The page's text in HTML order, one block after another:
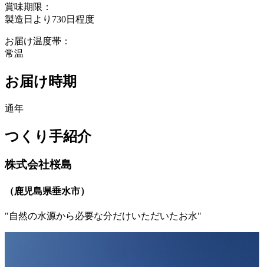
賞味期限：
製造日より730日程度
お届け温度帯：
常温
お届け時期
通年
つくり手紹介
株式会社桜島
（鹿児島県垂水市）
"自然の水源から必要な分だけいただいたお水"